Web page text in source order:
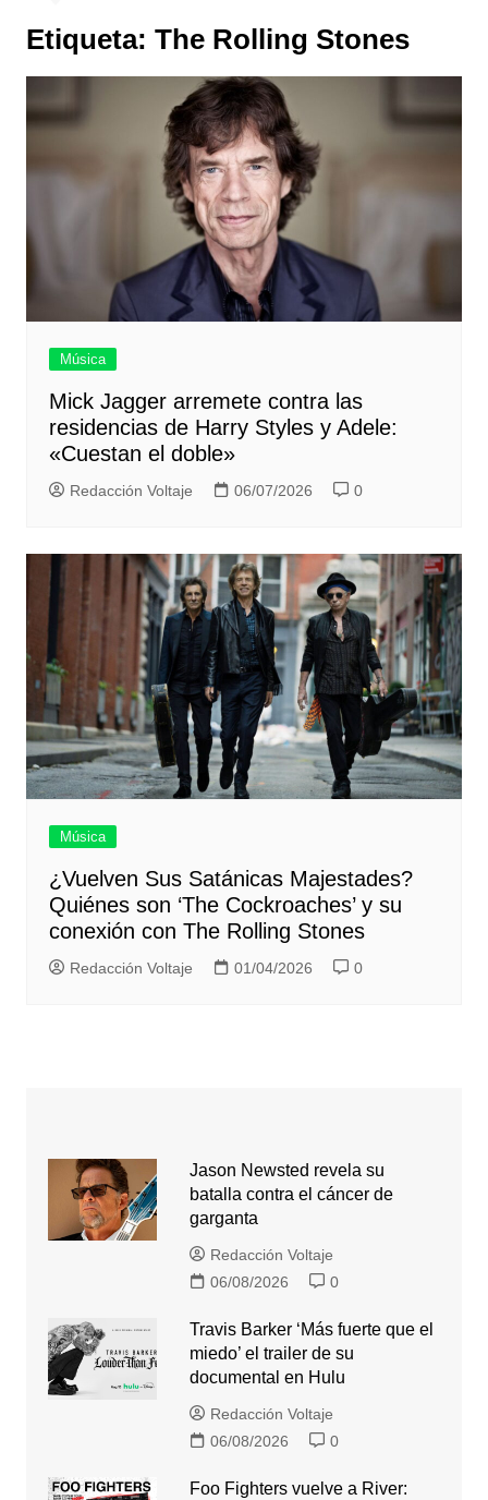
Etiqueta: The Rolling Stones
Música
Mick Jagger arremete contra las
residencias de Harry Styles y Adele:
«Cuestan el doble»
Redacción Voltaje 06/07/2026 0
Música
¿Vuelven Sus Satánicas Majestades?
Quiénes son ‘The Cockroaches’ y su
conexión con The Rolling Stones
Redacción Voltaje 01/04/2026 0
Jason Newsted revela su
batalla contra el cáncer de
garganta
Redacción Voltaje
06/08/2026
0
Travis Barker ‘Más fuerte que el
miedo’ el trailer de su
documental en Hulu
Redacción Voltaje
06/08/2026
0
Foo Fighters vuelve a River: